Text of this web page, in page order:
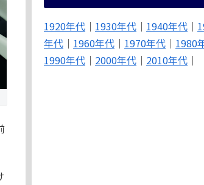
1920年代 ｜ 1930年代 ｜ 1940年代 ｜
年代 ｜ 1960年代 ｜ 1970年代 ｜ 1980
1990年代 ｜ 2000年代 ｜ 2010年代 ｜